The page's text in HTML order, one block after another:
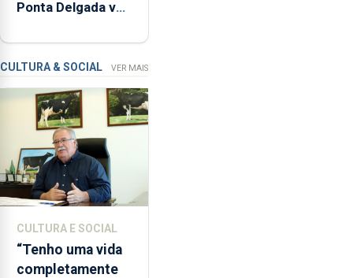
relacionadas
a
apanha
ilegal
lapas
2022
e
2026.
ilha
das
Flores
Ponta Delgada vai
instrumentos
CULTURA & SOCIAL VER MAIS
CULTURA E SOCIAL
“Tenho uma vida
completamente